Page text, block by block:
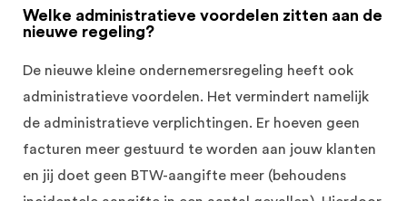
Welke administratieve voordelen zitten aan de
nieuwe regeling?
De nieuwe kleine ondernemersregeling heeft ook
administratieve voordelen. Het vermindert namelijk
de administratieve verplichtingen. Er hoeven geen
facturen meer gestuurd te worden aan jouw klanten
en jij doet geen BTW-aangifte meer (behoudens